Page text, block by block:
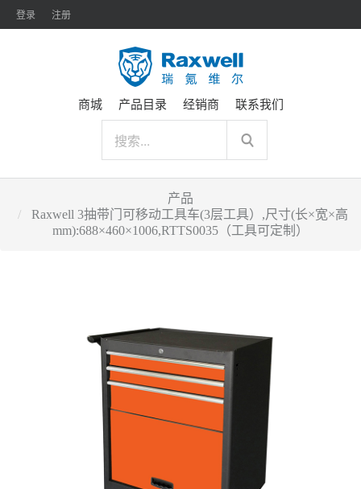
登录 注册
商城 产品目录 经销商 联系我们
产品
Raxwell 3抽带门可移动工具车(3层工具）,尺寸(长×宽×高
mm):688×460×1006,RTTS0035（工具可定制）